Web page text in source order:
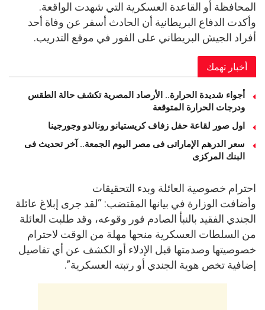
المحافظة أو القاعدة العسكرية التي شهدت الواقعة.
وأكدت الدفاع البريطانية أن الحادث أسفر عن وفاة أحد
أفراد الجيش البريطاني على الفور في موقع التدريب.
أخبار تهمك
أجواء شديدة الحرارة.. الأرصاد المصرية تكشف حالة الطقس
ودرجات الحرارة المتوقعة
اول صور لقاعة حفل زفاف كريستيانو رونالدو وجورجينا
سعر الدرهم الإماراتى فى مصر اليوم الجمعة.. آخر تحديث فى
البنك المركزى
احترام خصوصية العائلة وبدء التحقيقات
وأضافت الوزارة في بيانها المقتضب: “لقد جرى إبلاغ عائلة
الجندي الفقيد بالنبأ الصادم فور وقوعه، وقد طلبت العائلة
من السلطات العسكرية منحها مهلة من الوقت لاحترام
خصوصيتها وصدمتها قبل الإدلاء أو الكشف عن أي تفاصيل
إضافية تخص هوية الجندي أو رتبته العسكرية”.